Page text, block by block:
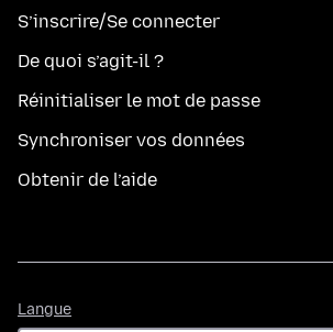
S’inscrire/Se connecter
De quoi s’agit-il ?
Réinitialiser le mot de passe
Synchroniser vos données
Obtenir de l’aide
Langue